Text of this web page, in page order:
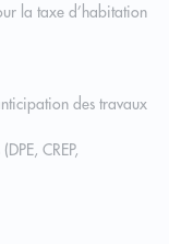
la taxe d’habitation
des travaux
CREP,